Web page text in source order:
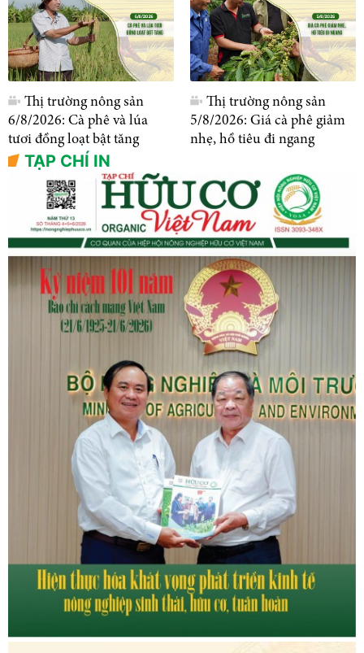
Thị trường nông sản
6/8/2026: Cà phê và lúa
tươi đồng loạt bật tăng
Thị trường nông sản
5/8/2026: Giá cà phê giảm
nhẹ, hồ tiêu đi ngang
TẠP CHÍ IN